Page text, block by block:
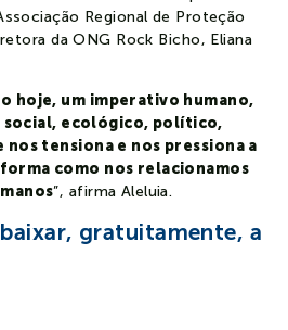
Regional de Proteção
da ONG Rock Bicho, Eliana
hoje, um imperativo humano,
ecológico, político,
tensiona e nos pressiona a
como nos relacionamos
”, afirma Aleluia.
gratuitamente, a